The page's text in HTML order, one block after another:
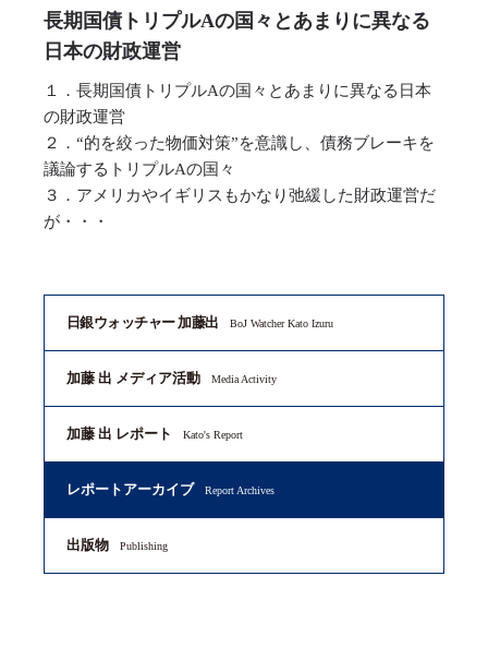
長期国債トリプルAの国々とあまりに異なる
日本の財政運営
１．長期国債トリプルAの国々とあまりに異なる日本
の財政運営
２．“的を絞った物価対策”を意識し、債務ブレーキを
議論するトリプルAの国々
３．アメリカやイギリスもかなり弛緩した財政運営だ
が・・・
日銀ウォッチャー 加藤出 BoJ Watcher Kato Izuru
加藤 出 メディア活動 Media Activity
加藤 出 レポート Kato's Report
レポートアーカイブ Report Archives
出版物 Publishing